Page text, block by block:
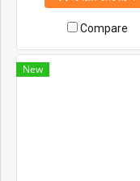
Compare
New